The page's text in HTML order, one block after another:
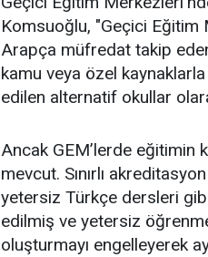
Komsuoğlu, "Geçici Eğitim
Arapça müfredat takip
kamu veya özel
edilen alternatif okullar
Ancak GEM’lerde eğitimin
mevcut. Sınırlı
yetersiz Türkçe dersleri
edilmiş ve yetersiz
oluşturmayı engelleyerek